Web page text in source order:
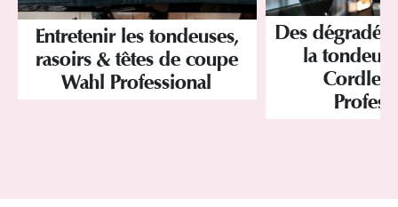
Entretenir les tondeuses,
rasoirs & têtes de coupe
Wahl Professional
Des dégradés
la